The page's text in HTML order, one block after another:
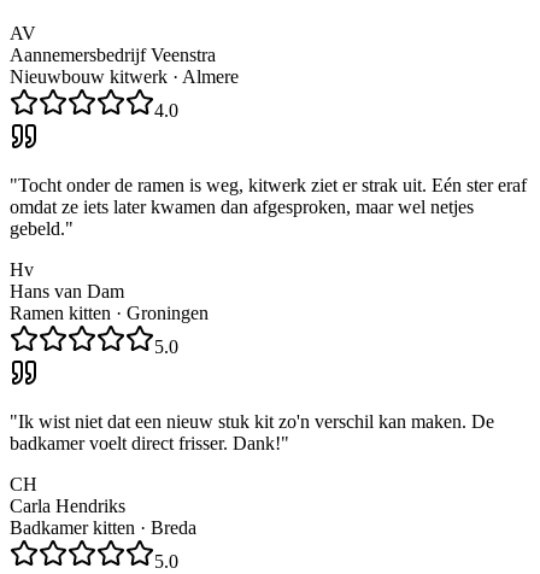
AV
Aannemersbedrijf Veenstra
Nieuwbouw kitwerk · Almere
4.0
"Tocht onder de ramen is weg, kitwerk ziet er strak uit. Eén ster eraf
omdat ze iets later kwamen dan afgesproken, maar wel netjes
gebeld."
Hv
Hans van Dam
Ramen kitten · Groningen
5.0
"Ik wist niet dat een nieuw stuk kit zo'n verschil kan maken. De
badkamer voelt direct frisser. Dank!"
CH
Carla Hendriks
Badkamer kitten · Breda
5.0